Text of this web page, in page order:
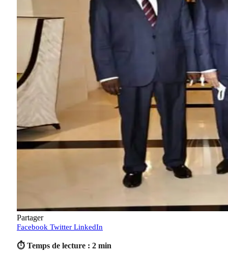
Partager
Facebook Twitter LinkedIn
⏱ Temps de lecture : 2 min